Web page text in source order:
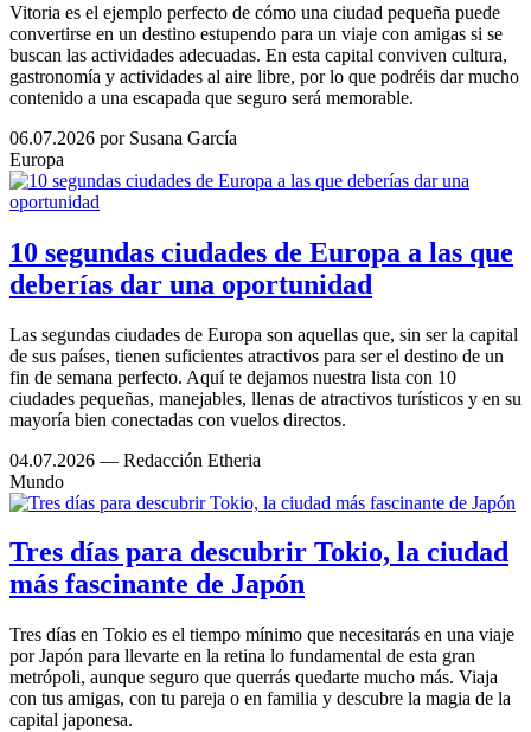
Vitoria es el ejemplo perfecto de cómo una ciudad pequeña puede
convertirse en un destino estupendo para un viaje con amigas si se
buscan las actividades adecuadas. En esta capital conviven cultura,
gastronomía y actividades al aire libre, por lo que podréis dar mucho
contenido a una escapada que seguro será memorable.
06.07.2026 por Susana García
Europa
10 segundas ciudades de Europa a las que
deberías dar una oportunidad
Las segundas ciudades de Europa son aquellas que, sin ser la capital
de sus países, tienen suficientes atractivos para ser el destino de un
fin de semana perfecto. Aquí te dejamos nuestra lista con 10
ciudades pequeñas, manejables, llenas de atractivos turísticos y en su
mayoría bien conectadas con vuelos directos.
04.07.2026 — Redacción Etheria
Mundo
Tres días para descubrir Tokio, la ciudad
más fascinante de Japón
Tres días en Tokio es el tiempo mínimo que necesitarás en una viaje
por Japón para llevarte en la retina lo fundamental de esta gran
metrópoli, aunque seguro que querrás quedarte mucho más. Viaja
con tus amigas, con tu pareja o en familia y descubre la magia de la
capital japonesa.